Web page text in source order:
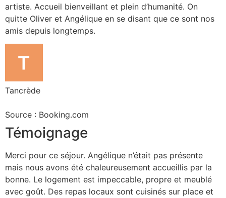
artiste. Accueil bienveillant et plein d’humanité. On
quitte Oliver et Angélique en se disant que ce sont nos
amis depuis longtemps.
Tancrède
Source : Booking.com
Témoignage
Merci pour ce séjour. Angélique n’était pas présente
mais nous avons été chaleureusement accueillis par la
bonne. Le logement est impeccable, propre et meublé
avec goût. Des repas locaux sont cuisinés sur place et